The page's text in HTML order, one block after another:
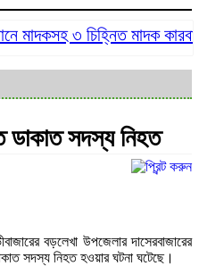
মাদকসহ ৩ চিহ্নিত মাদক
ডাকাত সদস্য নিহত
বড়লেখা উপজেলার দাসেরবাজারের
সদস্য নিহত হওয়ার ঘটনা ঘটেছে।